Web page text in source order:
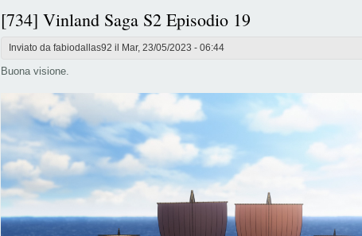
[734] Vinland Saga S2 Episodio 19
Inviato da fabiodallas92 il Mar, 23/05/2023 - 06:44
Buona visione.